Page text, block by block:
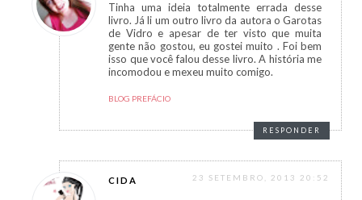
Tinha uma ideia totalmente errada desse
livro. Já li um outro livro da autora o Garotas
de Vidro e apesar de ter visto que muita
gente não gostou, eu gostei muito . Foi bem
isso que você falou desse livro. A história me
incomodou e mexeu muito comigo.
BLOG PREFÁCIO
RESPONDER
CIDA 23 SETEMBRO, 2013 20:52